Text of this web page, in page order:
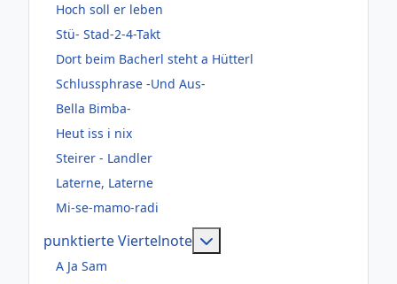
Hoch soll er leben
Stü- Stad-2-4-Takt
Dort beim Bacherl steht a Hütterl
Schlussphrase -Und Aus-
Bella Bimba-
Heut iss i nix
Steirer - Landler
Laterne, Laterne
Mi-se-mamo-radi
punktierte Viertelnote
A Ja Sam